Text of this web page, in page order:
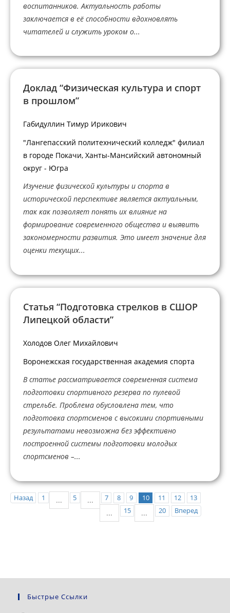
воспитанников. Актуальность работы
заключается в её способности вдохновлять
читателей и служить уроком о...
Доклад “Физическая культура и спорт
в прошлом”
Габидуллин Тимур Ирикович
"Лангепасский политехнический колледж" филиал
в городе Покачи, Ханты-Мансийский автономный
округ - Югра
Изучение физической культуры и спорта в
исторической перспективе является актуальным,
так как позволяет понять их влияние на
формирование современного общества и выявить
закономерности развития. Это имеет значение для
оценки текущих...
Статья “Подготовка стрелков в СШОР
Липецкой области”
Холодов Олег Михайлович
Воронежская государственная академия спорта
В статье рассматривается современная система
подготовки спортивного резерва по пулевой
стрельбе. Проблема обусловлена тем, что
подготовка спортсменов с высокими спортивными
результатами невозможна без эффективно
построенной системы подготовки молодых
спортсменов –...
Назад 1 ... 5 ... 7 8 9 10 11 12 13
... 15 ... 20 Вперед
Быстрые Ссылки